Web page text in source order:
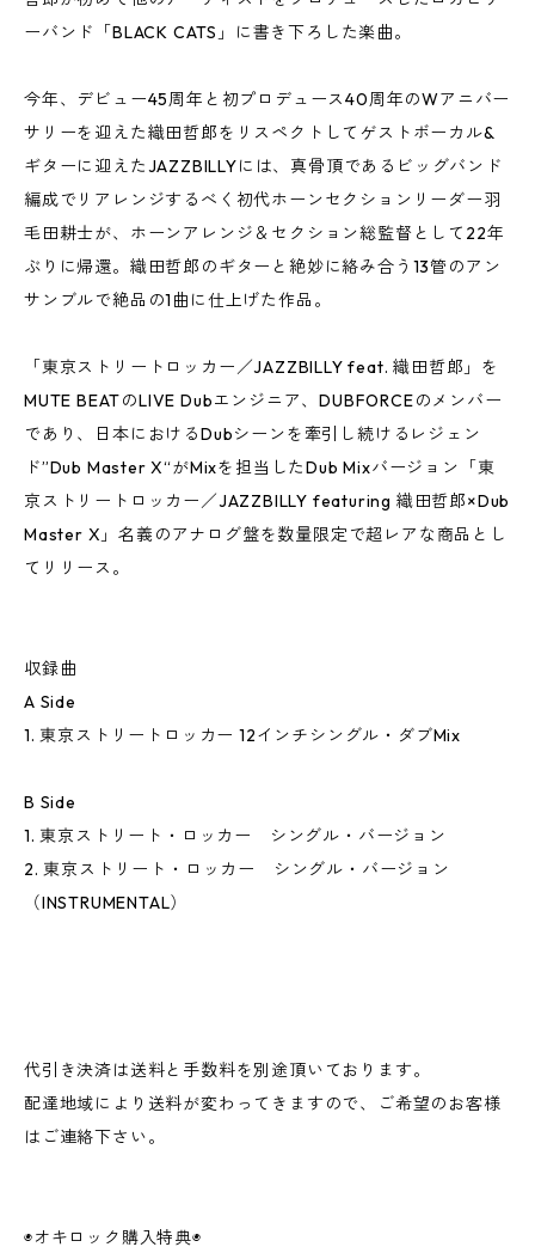
ーバンド「BLACK CATS」に書き下ろした楽曲。
今年、デビュー45周年と初プロデュース40周年のWアニバー
サリーを迎えた織田哲郎をリスペクトしてゲストボーカル&
ギターに迎えたJAZZBILLYには、真骨頂であるビッグバンド
編成でリアレンジするべく初代ホーンセクションリーダー羽
毛田耕士が、ホーンアレンジ＆セクション総監督として22年
ぶりに帰還。織田哲郎のギターと絶妙に絡み合う13管のアン
サンブルで絶品の1曲に仕上げた作品。
「東京ストリートロッカー／JAZZBILLY feat. 織田哲郎」を
MUTE BEATのLIVE Dubエンジニア、DUBFORCEのメンバー
であり、日本におけるDubシーンを牽引し続けるレジェン
ド”Dub Master X“がMixを担当したDub Mixバージョン「東
京ストリートロッカー／JAZZBILLY featuring 織田哲郎×Dub
Master X」名義のアナログ盤を数量限定で超レアな商品とし
てリリース。
収録曲
A Side
1. 東京ストリートロッカー 12インチシングル・ダブMix
B Side
1. 東京ストリート・ロッカー シングル・バージョン
2. 東京ストリート・ロッカー シングル・バージョン
（INSTRUMENTAL）
代引き決済は送料と手数料を別途頂いております。
配達地域により送料が変わってきますので、ご希望のお客様
はご連絡下さい。
◉オキロック購入特典◉